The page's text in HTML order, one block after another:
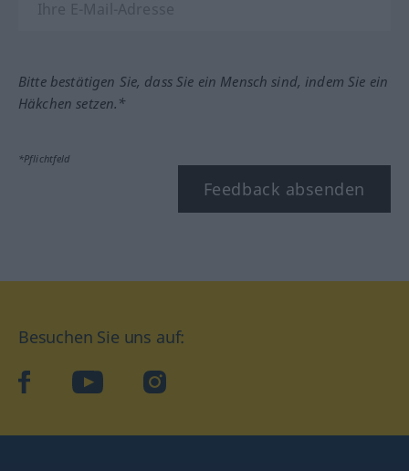
Bitte bestätigen Sie, dass Sie ein Mensch sind, indem Sie ein
Häkchen setzen.*
*Pflichtfeld
Feedback absenden
Besuchen Sie uns auf:
facebookYouTube Instagram